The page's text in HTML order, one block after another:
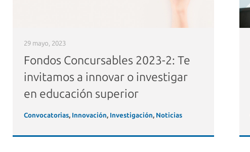
29 mayo, 2023
Fondos Concursables 2023-2: Te
invitamos a innovar o investigar
en educación superior
Convocatorias, Innovación, Investigación, Noticias